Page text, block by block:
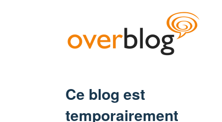
Ce blog est
temporairement